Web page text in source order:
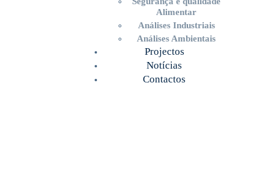
Alimentar
Análises Industriais
Análises Ambientais
Projectos
Notícias
Contactos